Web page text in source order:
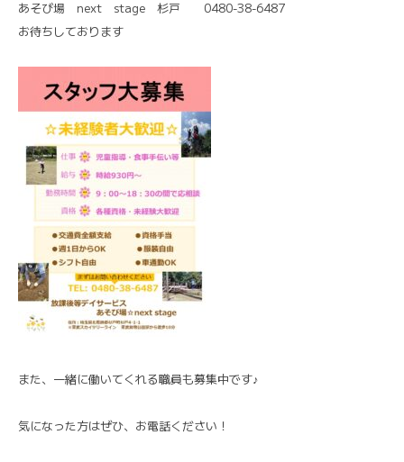
あそび場 next stage 杉戸 0480-38-6487
お待ちしております
また、一緒に働いてくれる職員も募集中です♪
気になった方はぜひ、お電話ください！